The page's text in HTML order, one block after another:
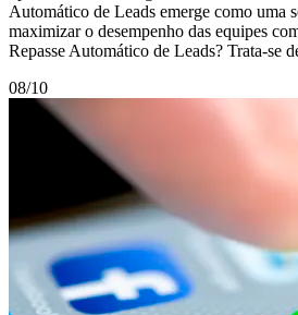
Automático de Leads emerge como uma
maximizar o desempenho das equipes
Repasse Automático de Leads? Trata-se
08/10